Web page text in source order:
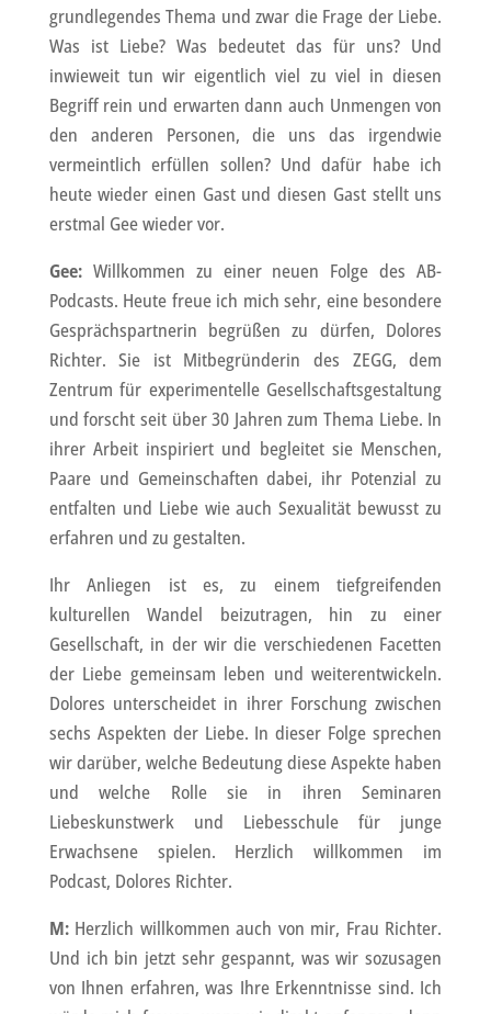
grundlegendes Thema und zwar die Frage der Liebe.
Was ist Liebe? Was bedeutet das für uns? Und
inwieweit tun wir eigentlich viel zu viel in diesen
Begriff rein und erwarten dann auch Unmengen von
den anderen Personen, die uns das irgendwie
vermeintlich erfüllen sollen? Und dafür habe ich
heute wieder einen Gast und diesen Gast stellt uns
erstmal Gee wieder vor.
Gee:Willkommen zu einer neuen Folge des AB-
Podcasts. Heute freue ich mich sehr, eine besondere
Gesprächspartnerin begrüßen zu dürfen, Dolores
Richter. Sie ist Mitbegründerin des ZEGG, dem
Zentrum für experimentelle Gesellschaftsgestaltung
und forscht seit über 30 Jahren zum Thema Liebe. In
ihrer Arbeit inspiriert und begleitet sie Menschen,
Paare und Gemeinschaften dabei, ihr Potenzial zu
entfalten und Liebe wie auch Sexualität bewusst zu
erfahren und zu gestalten.
Ihr Anliegen ist es, zu einem tiefgreifenden
kulturellen Wandel beizutragen, hin zu einer
Gesellschaft, in der wir die verschiedenen Facetten
der Liebe gemeinsam leben und weiterentwickeln.
Dolores unterscheidet in ihrer Forschung zwischen
sechs Aspekten der Liebe. In dieser Folge sprechen
wir darüber, welche Bedeutung diese Aspekte haben
und welche Rolle sie in ihren Seminaren
Liebeskunstwerk und Liebesschule für junge
Erwachsene spielen. Herzlich willkommen im
Podcast, Dolores Richter.
M:Herzlich willkommen auch von mir, Frau Richter.
Und ich bin jetzt sehr gespannt, was wir sozusagen
von Ihnen erfahren, was Ihre Erkenntnisse sind. Ich